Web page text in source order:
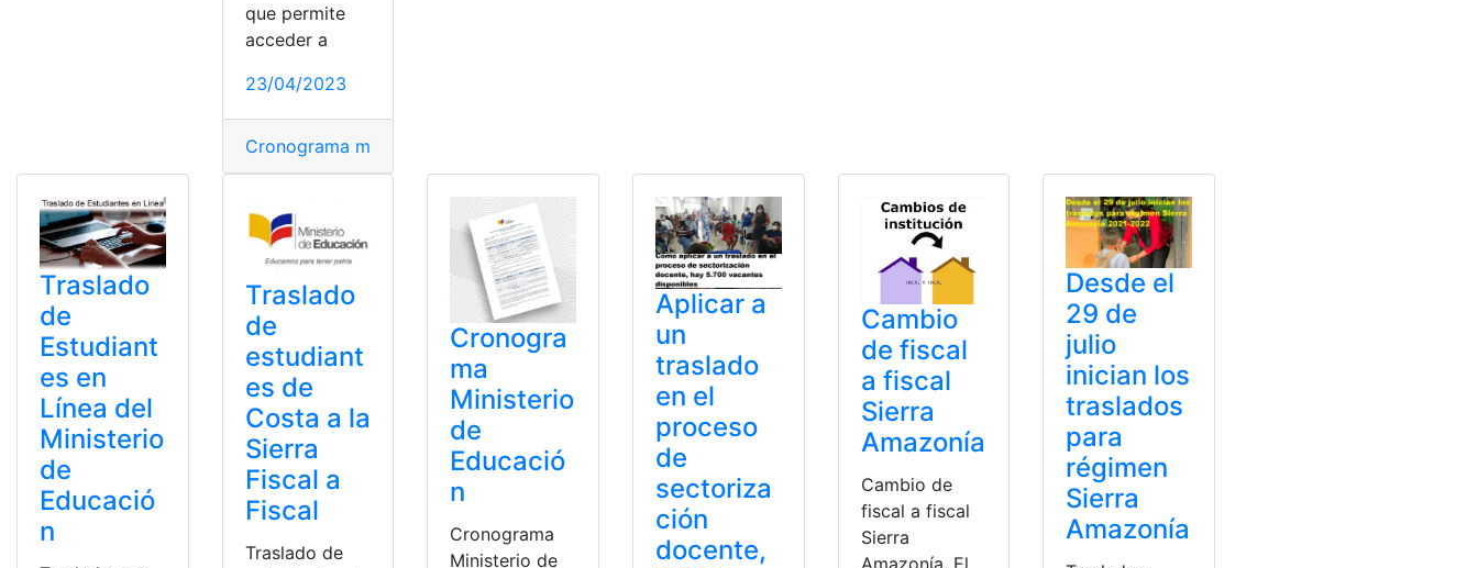
que permite
acceder a
23/04/2023
Cronograma matriculas traslados de Estudiantes
Traslado
de
Estudiant
es en
Línea del
Ministerio
de
Educació
n
Traslado
de
estudiant
es de
Costa a la
Sierra
Fiscal a
Fiscal
Traslado de
Cronogra
ma
Ministerio
de
Educació
n
Cronograma
Ministerio de
Aplicar a
un
traslado
en el
proceso
de
sectoriza
ción
docente,
Cambio
de fiscal
a fiscal
Sierra
Amazonía
Cambio de
fiscal a fiscal
Sierra
Amazonía. El
Desde el
29 de
julio
inician los
traslados
para
régimen
Sierra
Amazonía